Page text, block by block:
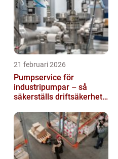
21 februari 2026
Pumpservice för
industripumpar – så
säkerställs driftsäkerhet